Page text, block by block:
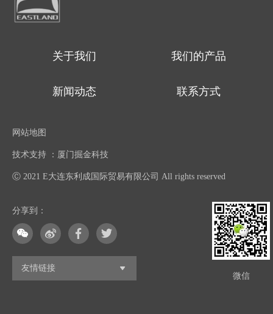
关于我们 我们的产品
新闻动态 联系方式
网站地图
技术支持 ：厦门掘金科技
Ⓒ 2021 E大连东利成国际贸易有限公司 All rights reserved
分享到：
友情链接
微信